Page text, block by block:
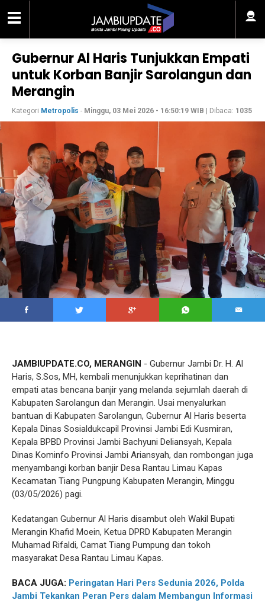
Gubernur Al Haris Tunjukkan Empati
untuk Korban Banjir Sarolangun dan
Merangin
Kategori Metropolis - Minggu, 03 Mei 2026 - 16:50:19 WIB | Dibaca: 1035
JAMBIUPDATE.CO, MERANGIN - Gubernur Jambi Dr. H. Al
Haris, S.Sos, MH, kembali menunjukkan keprihatinan dan
empati atas bencana banjir yang melanda sejumlah daerah di
Kabupaten Sarolangun dan Merangin. Usai menyalurkan
bantuan di Kabupaten Sarolangun, Gubernur Al Haris beserta
Kepala Dinas Sosialdukcapil Provinsi Jambi Edi Kusmiran,
Kepala BPBD Provinsi Jambi Bachyuni Deliansyah, Kepala
Dinas Kominfo Provinsi Jambi Ariansyah, dan rombongan juga
menyambangi korban banjir Desa Rantau Limau Kapas
Kecamatan Tiang Pungpung Kabupaten Merangin, Minggu
(03/05/2026) pagi.
Kedatangan Gubernur Al Haris disambut oleh Wakil Bupati
Merangin Khafid Moein, Ketua DPRD Kabupaten Merangin
Muhamad Rifaldi, Camat Tiang Pumpung dan tokoh
masyarakat Desa Rantau Limau Kapas.
BACA JUGA: Peringatan Hari Pers Sedunia 2026, Polda
Jambi Tekankan Peran Pers dalam Membangun Informasi